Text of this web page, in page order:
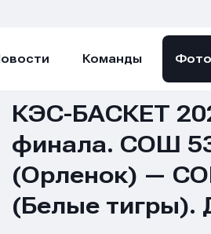
Команды Фото
КЭС-БАСКЕТ
финала. СОШ
(Орленок) —
(Белые тигры).